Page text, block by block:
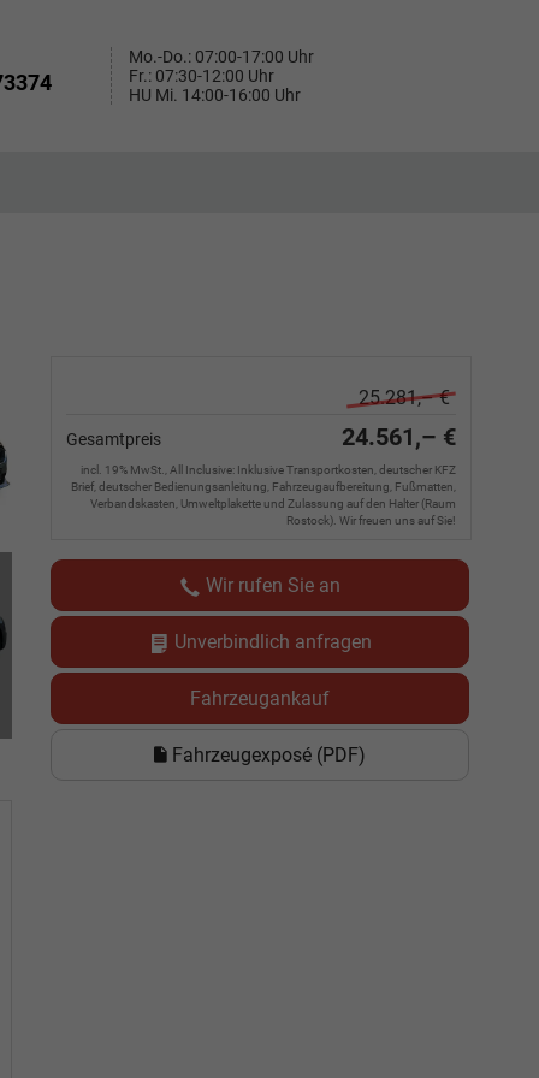
Mo.-Do.: 07:00-17:00 Uhr
Fr.: 07:30-12:00 Uhr
HU Mi. 14:00-16:00 Uhr
25.281,– €
Gesamtpreis 24.561,– €
incl. 19% MwSt., All Inclusive: Inklusive Transportkosten, deutscher KFZ
Brief, deutscher Bedienungsanleitung, Fahrzeugaufbereitung, Fußmatten,
Verbandskasten, Umweltplakette und Zulassung auf den Halter (Raum
Rostock). Wir freuen uns auf Sie!
Wir rufen Sie an
Unverbindlich anfragen
Fahrzeugankauf
Fahrzeugexposé (PDF)